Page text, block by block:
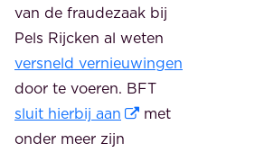
van de fraudezaak bij
Pels Rijcken al weten
versneld vernieuwingen
door te voeren. BFT
sluit hierbij aan
met
onder meer zijn